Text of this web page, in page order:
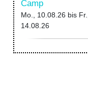
Camp
Mo., 10.08.26 bis Fr.,
14.08.26